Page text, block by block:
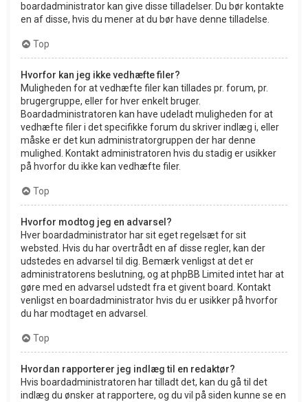
boardadministrator kan give disse tilladelser. Du bør kontakte
en af disse, hvis du mener at du bør have denne tilladelse.
Top
Hvorfor kan jeg ikke vedhæfte filer?
Muligheden for at vedhæfte filer kan tillades pr. forum, pr.
brugergruppe, eller for hver enkelt bruger.
Boardadministratoren kan have udeladt muligheden for at
vedhæfte filer i det specifikke forum du skriver indlæg i, eller
måske er det kun administratorgruppen der har denne
mulighed. Kontakt administratoren hvis du stadig er usikker
på hvorfor du ikke kan vedhæfte filer.
Top
Hvorfor modtog jeg en advarsel?
Hver boardadministrator har sit eget regelsæt for sit
websted. Hvis du har overtrådt en af disse regler, kan der
udstedes en advarsel til dig. Bemærk venligst at det er
administratorens beslutning, og at phpBB Limited intet har at
gøre med en advarsel udstedt fra et givent board. Kontakt
venligst en boardadministrator hvis du er usikker på hvorfor
du har modtaget en advarsel.
Top
Hvordan rapporterer jeg indlæg til en redaktør?
Hvis boardadministratoren har tilladt det, kan du gå til det
indlæg du ønsker at rapportere, og du vil på siden kunne se en